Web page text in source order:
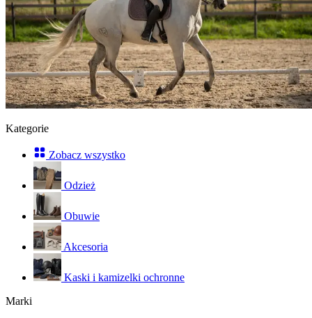
Kategorie
Zobacz wszystko
Odzież
Obuwie
Akcesoria
Kaski i kamizelki ochronne
Marki